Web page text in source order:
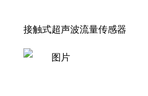
接触式超声波流量传感器